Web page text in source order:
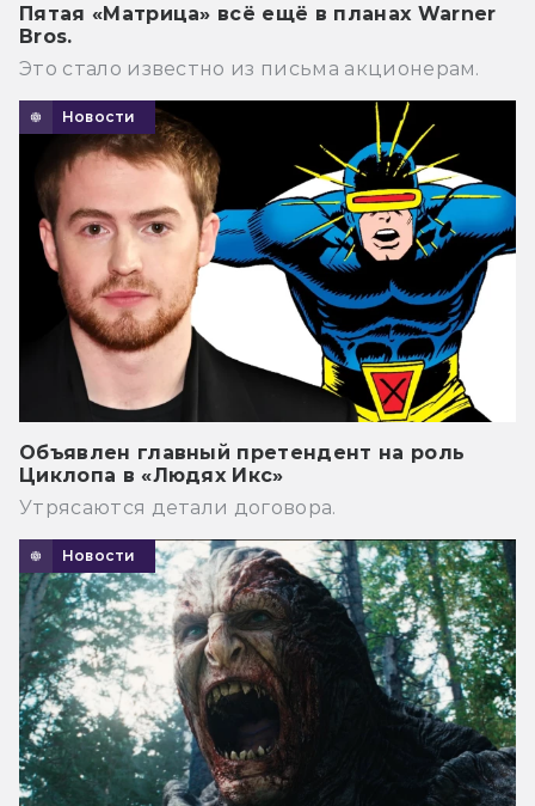
Пятая «Матрица» всё ещё в планах Warner
Bros.
Это стало известно из письма акционерам.
Новости
Объявлен главный претендент на роль
Циклопа в «Людях Икс»
Утрясаются детали договора.
Новости